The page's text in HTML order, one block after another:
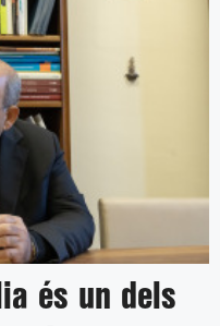
és un dels